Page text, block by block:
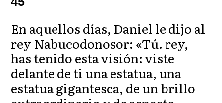
En aquellos días, Daniel le dijo al
rey Nabucodonosor: «Tú. rey,
has tenido esta visión: viste
delante de ti una estatua, una
estatua gigantesca, de un brillo